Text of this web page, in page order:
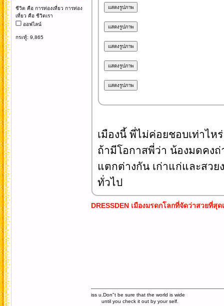
ชีวิต คือ การท่องเที่ยว การท่อง
เที่ยว คือ ชีวิตเรา
ออฟไลน์
กระทู้: 9,865
เมืองนี้ พี่ไม่ค่อยชอบเท่าไห
ถ้ามีโอกาสพี่ว่า น้องมดคงถ่
แตกต่างกัน เก่าแก่และสว
ทั่วไป
DRESSDEN เมืองมรดกโลกที่จัดว่าสวยที่สุ
iss u.Don"t be sure that the world is wide
until you check it out by your self.